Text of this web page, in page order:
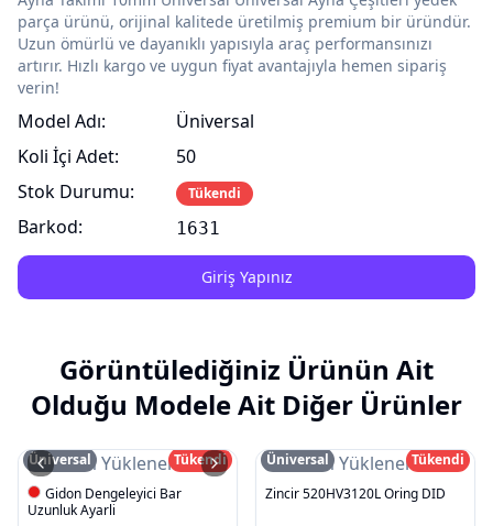
parça ürünü, orijinal kalitede üretilmiş premium bir üründür.
Uzun ömürlü ve dayanıklı yapısıyla araç performansınızı
artırır. Hızlı kargo ve uygun fiyat avantajıyla hemen sipariş
verin!
Model Adı:
Koli İçi Adet:
Stok Durumu:
Barkod:
Üniversal
50
Tükendi
1631
Giriş Yapınız
Görüntülediğiniz Ürünün Ait
Olduğu Modele Ait Diğer Ürünler
Resim Yüklenemedi
Üniversal
Tükendi
Gidon Dengeleyici Bar
Uzunluk Ayarli
Resim Yüklenemedi
Üniversal
Tükendi
Zincir 520HV3120L Oring DID